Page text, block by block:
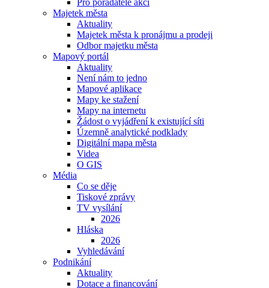
Pro pořadatelé akcí
Majetek města
Aktuality
Majetek města k pronájmu a prodeji
Odbor majetku města
Mapový portál
Aktuality
Není nám to jedno
Mapové aplikace
Mapy ke stažení
Mapy na internetu
Žádost o vyjádření k existující síti
Územně analytické podklady
Digitální mapa města
Videa
O GIS
Média
Co se děje
Tiskové zprávy
TV vysílání
2026
Hláska
2026
Vyhledávání
Podnikání
Aktuality
Dotace a financování